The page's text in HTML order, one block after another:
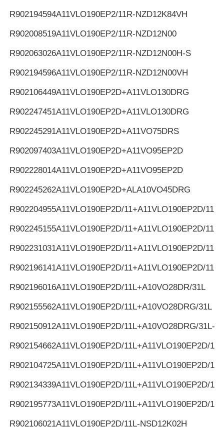
R902194594A11VLO190EP2/11R-NZD12K84VH
R902008519A11VLO190EP2/11R-NZD12N00
R902063026A11VLO190EP2/11R-NZD12N00H-S
R902194596A11VLO190EP2/11R-NZD12N00VH
R902106449A11VLO190EP2D+A11VLO130DRG
R902247451A11VLO190EP2D+A11VLO130DRG
R902245291A11VLO190EP2D+A11VO75DRS
R902097403A11VLO190EP2D+A11VO95EP2D
R902228014A11VLO190EP2D+A11VO95EP2D
R902245262A11VLO190EP2D+ALA10VO45DRG
R902204955A11VLO190EP2D/11+A11VLO190EP2D/11
R902245155A11VLO190EP2D/11+A11VLO190EP2D/11
R902231031A11VLO190EP2D/11+A11VLO190EP2D/11
R902196141A11VLO190EP2D/11+A11VLO190EP2D/11
R902196016A11VLO190EP2D/11L+A10VO28DR/31L
R902155562A11VLO190EP2D/11L+A10VO28DRG/31L
R902150912A11VLO190EP2D/11L+A10VO28DRG/31L-K
R902154662A11VLO190EP2D/11L+A11VLO190EP2D/11L
R902104725A11VLO190EP2D/11L+A11VLO190EP2D/11L
R902134339A11VLO190EP2D/11L+A11VLO190EP2D/11L
R902195773A11VLO190EP2D/11L+A11VLO190EP2D/11L
R902106021A11VLO190EP2D/11L-NSD12K02H